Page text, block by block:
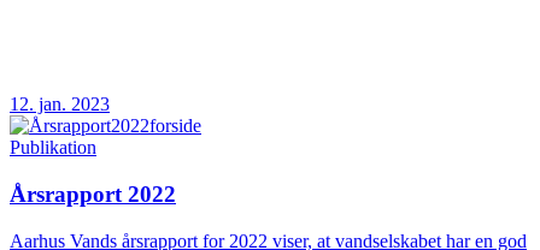
12. jan. 2023
Publikation
Årsrapport 2022
Aarhus Vands årsrapport for 2022 viser, at vandselskabet har en god